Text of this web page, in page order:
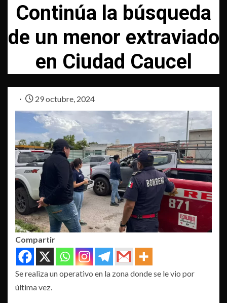
Continúa la búsqueda
de un menor extraviado
en Ciudad Caucel
29 octubre, 2024
Compartir
Se realiza un operativo en la zona donde se le vio por
última vez.